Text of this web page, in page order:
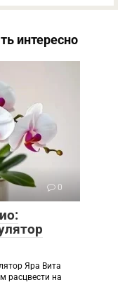
интересно
0
Яра Вита
расцвести на